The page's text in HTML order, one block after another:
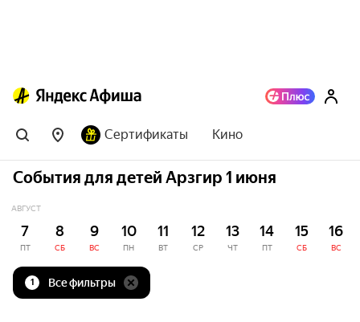
Сертификаты Кино
События для детей Арзгир 1 июня
АВГУСТ
7
ПТ
8
СБ
9
ВС
10
ПН
11
ВТ
12
СР
13
ЧТ
14
ПТ
15
СБ
16
ВС
1 Все фильтры